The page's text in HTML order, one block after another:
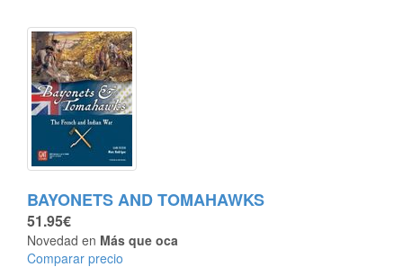
BAYONETS AND TOMAHAWKS
51.95€
Novedad en Más que oca
Comparar precio